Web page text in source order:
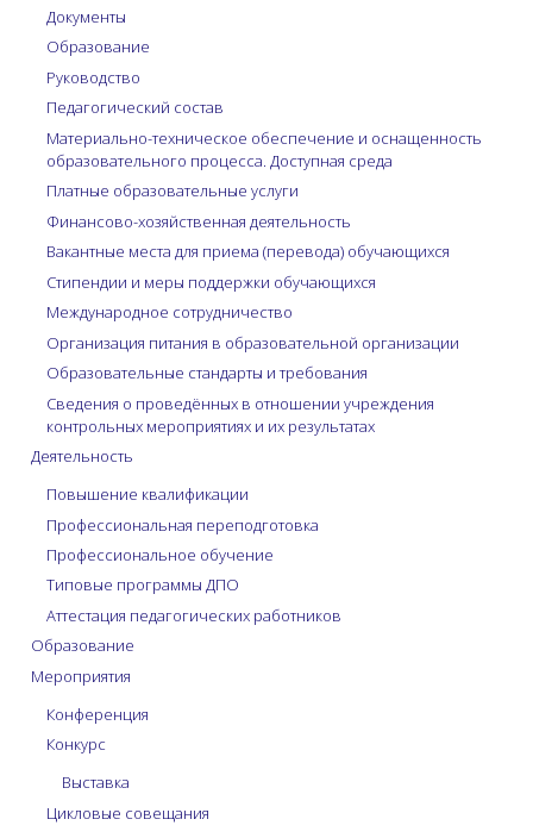
Документы
Образование
Руководство
Педагогический состав
Материально-техническое обеспечение и оснащенность
образовательного процесса. Доступная среда
Платные образовательные услуги
Финансово-хозяйственная деятельность
Вакантные места для приема (перевода) обучающихся
Стипендии и меры поддержки обучающихся
Международное сотрудничество
Организация питания в образовательной организации
Образовательные стандарты и требования
Сведения о проведённых в отношении учреждения
контрольных мероприятиях и их результатах
Деятельность
Повышение квалификации
Профессиональная переподготовка
Профессиональное обучение
Типовые программы ДПО
Аттестация педагогических работников
Образование
Мероприятия
Конференция
Конкурс
Выставка
Цикловые совещания